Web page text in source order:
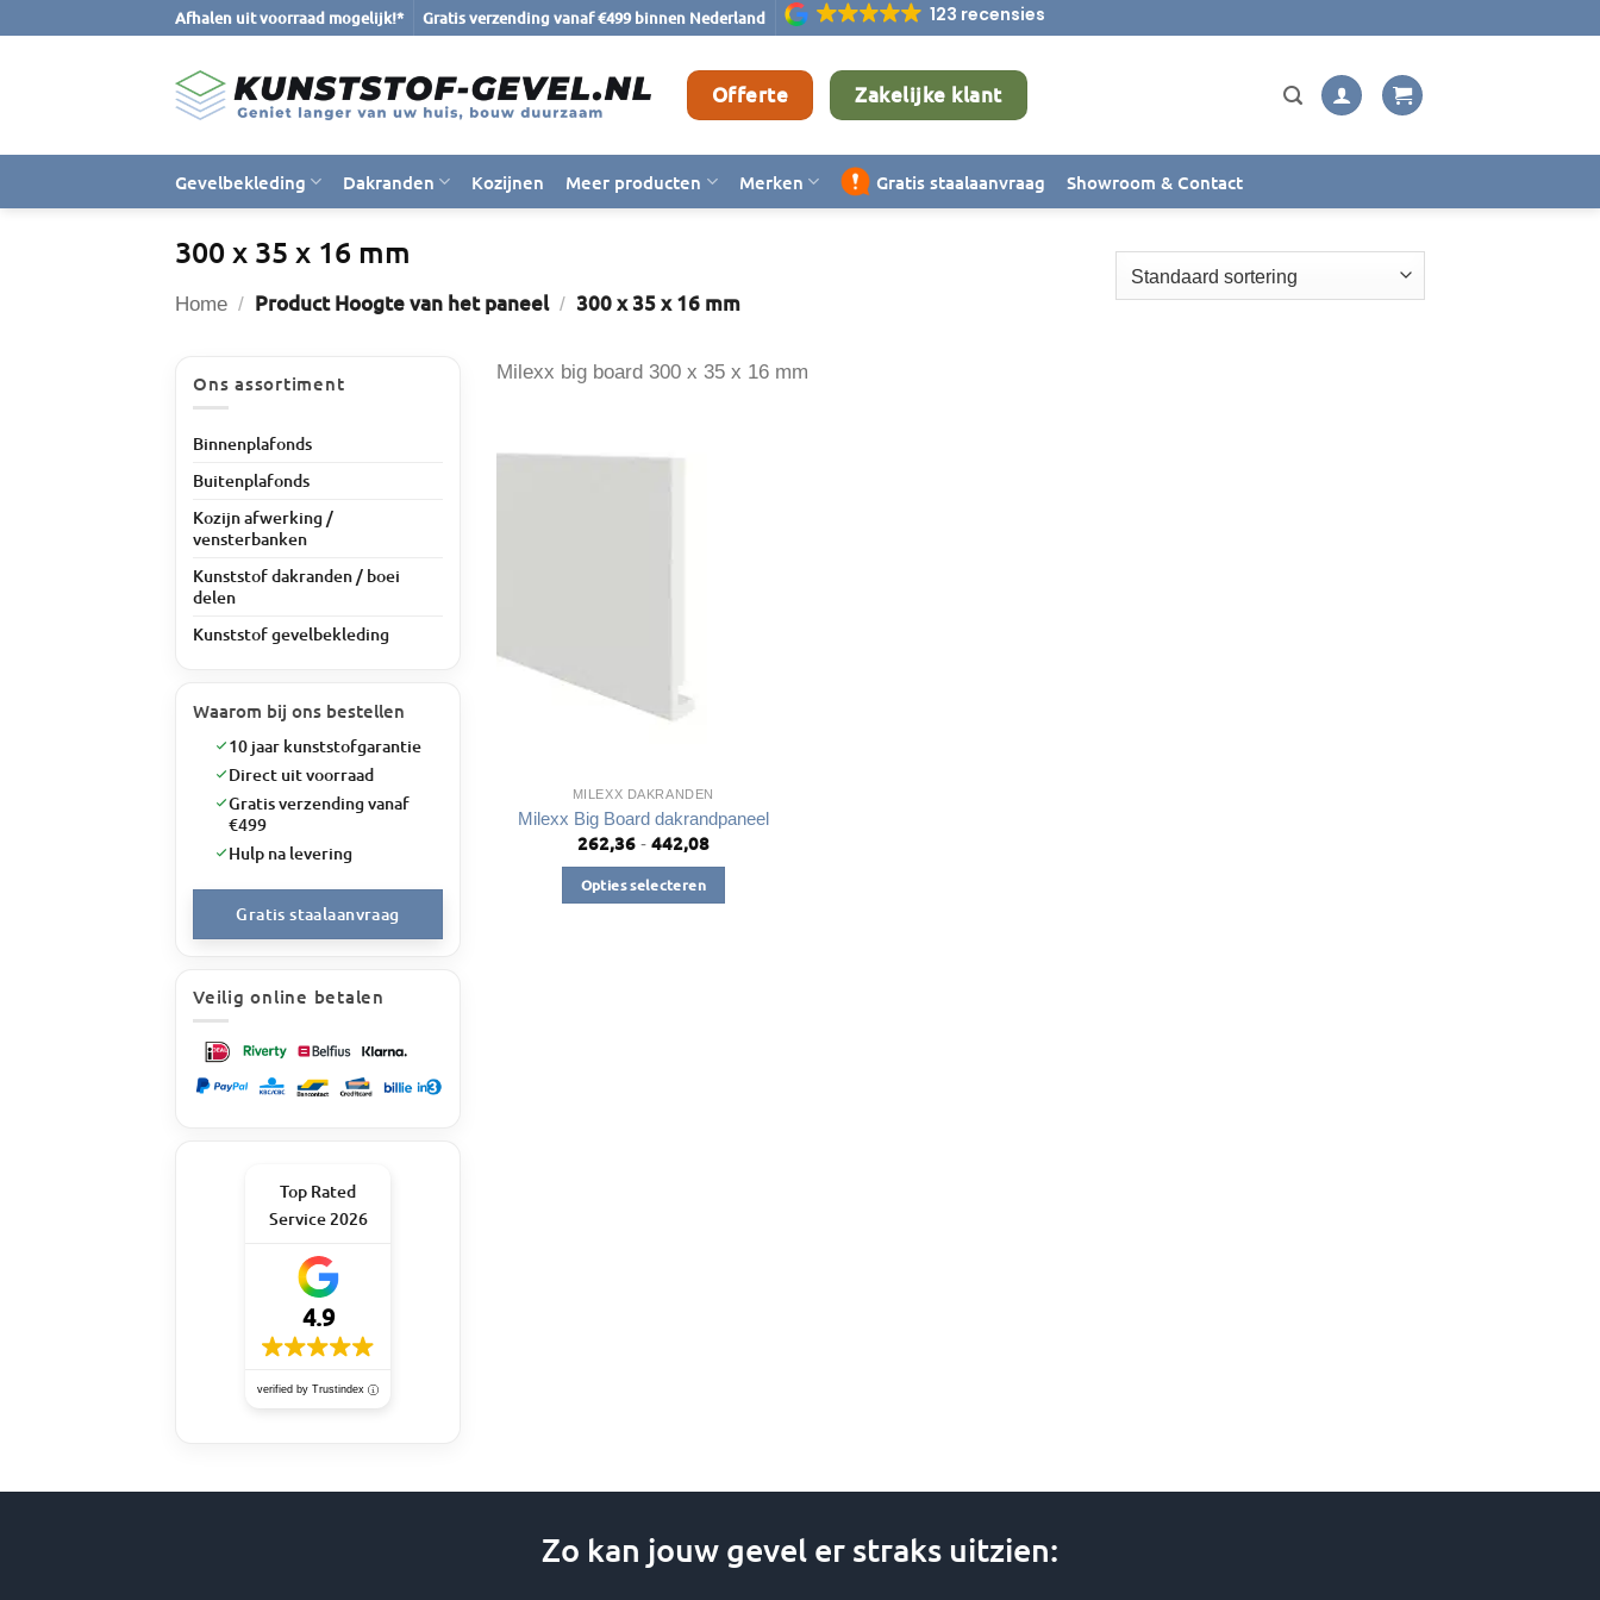
Afhalen uit voorraad mogelijk!* Gratis verzending vanaf €499 binnen Nederland 123 recensies
Offerte Zakelijke klant
Gevelbekleding Dakranden Kozijnen Meer producten Merken Gratis staalaanvraag Showroom & Contact
300 x 35 x 16 mm
Home / Product Hoogte van het paneel / 300 x 35 x 16 mm
Ons assortiment
Binnenplafonds
Buitenplafonds
Kozijn afwerking /
vensterbanken
Kunststof dakranden / boei
delen
Kunststof gevelbekleding
Waarom bij ons bestellen
10 jaar kunststofgarantie
Direct uit voorraad
Gratis verzending vanaf
€499
Hulp na levering
Gratis staalaanvraag
Veilig online betalen
Top Rated
Service 2026
4.9
verified by Trustindex
Milexx big board 300 x 35 x 16 mm
MILEXX DAKRANDEN
Milexx Big Board dakrandpaneel
262,36 - 442,08Prijsklasse:
Opties selecteren
Zo kan jouw gevel er straks uitzien: